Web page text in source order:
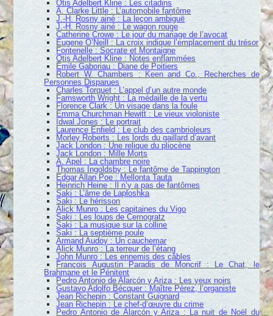
Otis Adelbert Kline : Les citadins
A. Clarke Little : L’automobile fantôme
J.-H. Rosny ainé : La leçon ambiguë
J.-H. Rosny ainé : Le wagon rouge
Catherine Crowe : Le jour du mariage de l’avocat
Eugene O’Neill : La croix indique l’emplacement du trésor
Fontenelle : Socrate et Montaigne
Otis Adelbert Kline : Notes enflammées
Émile Gaboriau : Diane de Poitiers
Robert W. Chambers : Keen and Co., Recherches de
Personnes Disparues
Charles Torquet : L’appel d’un autre monde
Farnsworth Wright : La médaille de la vertu
Florence Clark : Un visage dans la foule
Emma Churchman Hewitt : Le vieux violoniste
Idwal Jones : Le portrait
Laurence Enfield : Le club des cambrioleurs
Morley Roberts : Les lords du gaillard d’avant
Jack London : Une relique du pliocène
Jack London : Mille Morts
A. Apel : La chambre noire
Thomas Ingoldsby : Le fantôme de Tappington
Edgar Allan Poe : Mellonta Tauta
Heinrich Heine : Il n’y a pas de fantômes
Saki : L’âme de Laploshka
Saki : Le hérisson
Alick Munro : Les capitaines du Vigo
Saki : Les loups de Cernogratz
Saki : La musique sur la colline
Saki : La septième poule
Armand Audoy : Un cauchemar
Alick Munro : La terreur de l’étang
John Munro : Les ennemis des câbles
François Augustin Paradis de Moncrif : Le Chat, le
Brahmane et le Pénitent
Pedro Antonio de Alarcón y Ariza : Les yeux noirs
Gustavo Adolfo Bécquer : Maître Pèrez, l’organiste
Jean Richepin : Constant Guignard
Jean Richepin : Le chef-d’œuvre du crime
Pedro Antonio de Alarcón y Ariza : La nuit de Noël du